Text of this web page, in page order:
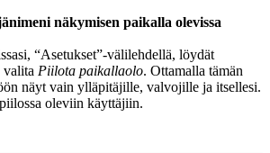
näkymisen paikalla olevissa
“Asetukset”-välilehdellä, löydät
valita Piilota paikallaolo. Ottamalla tämän
näyt vain ylläpitäjille, valvojille ja itsellesi.
oleviin käyttäjiin.